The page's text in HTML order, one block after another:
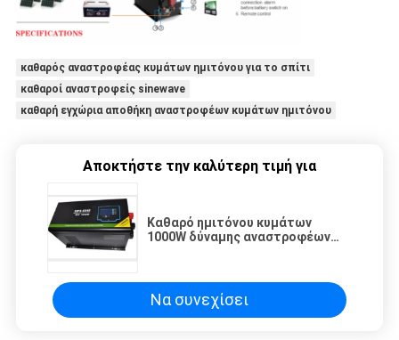
καθαρός αναστροφέας κυμάτων ημιτόνου για το σπίτι
καθαροί αναστροφείς sinewave
καθαρή εγχώρια αποθήκη αναστροφέων κυμάτων ημιτόνου
Αποκτήστε την καλύτερη τιμή για
Καθαρό ημιτόνου κυμάτων
1000W δύναμης αναστροφέων
Να συνεχίσει